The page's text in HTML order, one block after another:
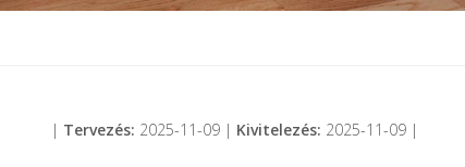
| Tervezés: 2025-11-09 | Kivitelezés: 2025-11-09 |